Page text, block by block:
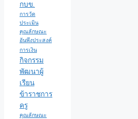
กบข.
การวัด
ประเมิน
คุณลักษณะ
อันพึงประสงค์
การเงิน
กิจกรรม
พัฒนาผู้
เรียน
ข้าราชการ
ครู
คุณลักษณะ